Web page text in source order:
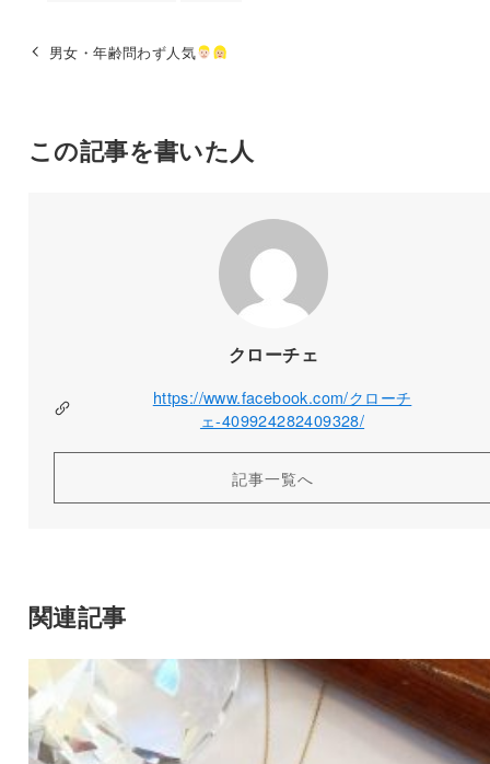
男女・年齢問わず人気
この記事を書いた人
クローチェ
https://www.facebook.com/クローチ
ェ-409924282409328/
記事一覧へ
関連記事